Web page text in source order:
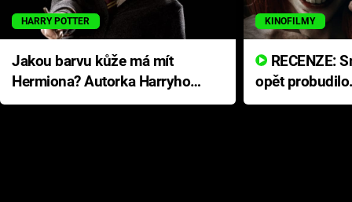
HARRY POTTER
Jakou barvu kůže má mít
Hermiona? Autorka Harryho
Pottera přišla s ráznou
KINOFILMY
opět
přichází s